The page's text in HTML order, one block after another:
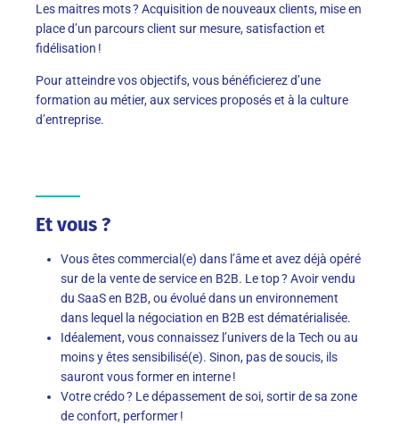
Les maitres mots ? Acquisition de nouveaux clients, mise en
place d’un parcours client sur mesure, satisfaction et
fidélisation !
Pour atteindre vos objectifs, vous bénéficierez d’une
formation au métier,auxservices proposéset à la culture
d’entreprise.
Et vous ?
Vous êtes commercial(e) dans l’âmeet avez déjà opéré
sur de la vente de service en B2B. Le top ? Avoir vendu
du SaaS en B2B, ou évolué dans un environnement
dans lequel la négociation en B2B est dématérialisée.
Idéalement, vous connaissez l’universde la Tech ou au
moins y êtes sensibilisé(e). Sinon, pas de soucis, ils
sauront vous former en interne !
Votre crédo ? Le dépassement de soi, sortir de sa zone
de confort, performer !